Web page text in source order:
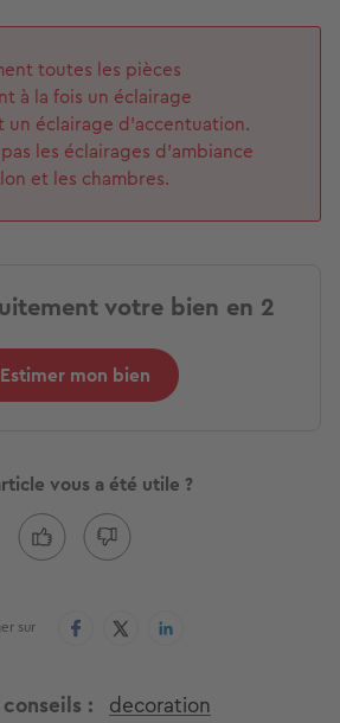
toutes les pièces
à la fois un éclairage
un éclairage d’accentuation.
les éclairages d’ambiance
et les chambres.
votre bien en 2
Estimer mon bien
vous a été utile ?
sur
decoration